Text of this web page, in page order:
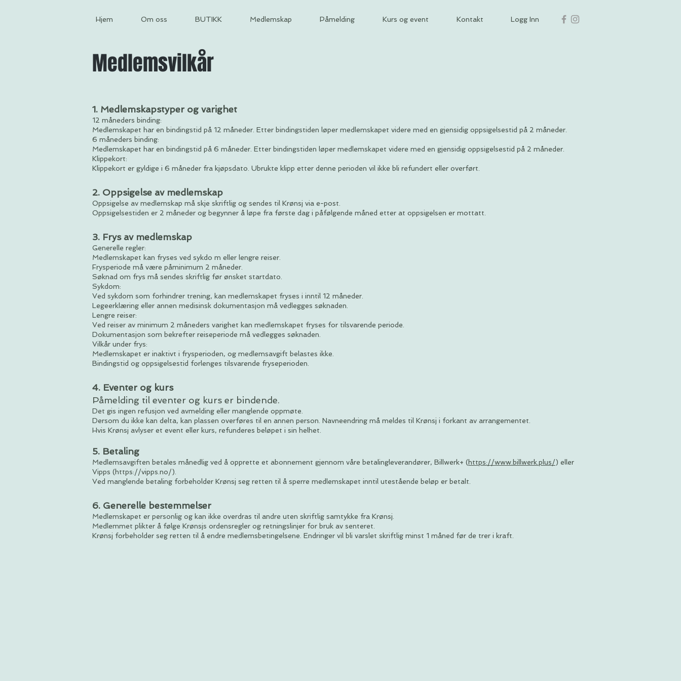
Hjem Om oss BUTIKK Medlemskap Påmelding Kurs og event Kontakt Logg Inn
Medlemsvilkår
1. Medlemskapstyper og varighet
12 måneders binding:
Medlemskapet har en bindingstid på 12 måneder. Etter bindingstiden løper medlemskapet videre med en gjensidig oppsigelsestid på 2 måneder.
6 måneders binding:
Medlemskapet har en bindingstid på 6 måneder. Etter bindingstiden løper medlemskapet videre med en gjensidig oppsigelsestid på 2 måneder.
Klippekort:
Klippekort er gyldige i 6 måneder fra kjøpsdato. Ubrukte klipp etter denne perioden vil ikke bli refundert eller overført.
2. Oppsigelse av medlemskap
Oppsigelse av medlemskap må skje skriftlig og sendes til Krønsj via e-post.
Oppsigelsestiden er 2 måneder og begynner å løpe fra første dag i påfølgende måned etter at oppsigelsen er mottatt.
3. Frys av medlemskap
Generelle regler:
Medlemskapet kan fryses ved sykdo m eller lengre reiser.
Frysperiode må være påminimum 2 måneder.
Søknad om frys må sendes skriftlig før ønsket startdato.
Sykdom:
Ved sykdom som forhindrer trening, kan medlemskapet fryses i inntil 12 måneder.
Legeerklæring eller annen medisinsk dokumentasjon må vedlegges søknaden.
Lengre reiser:
Ved reiser av minimum 2 måneders varighet kan medlemskapet fryses for tilsvarende periode.
Dokumentasjon som bekrefter reiseperiode må vedlegges søknaden.
Vilkår under frys:
Medlemskapet er inaktivt i frysperioden, og medlemsavgift belastes ikke.
Bindingstid og oppsigelsestid forlenges tilsvarende fryseperioden.
4. Eventer og kurs
Påmelding til eventer og kurs er bindende.
Det gis ingen refusjon ved avmelding eller manglende oppmøte.
Dersom du ikke kan delta, kan plassen overføres til en annen person. Navneendring må meldes til Krønsj i forkant av arrangementet.
Hvis Krønsj avlyser et event eller kurs, refunderes beløpet i sin helhet.
5. Betaling
Medlemsavgiften betales månedlig ved å opprette et abonnement gjennom våre betalingleverandører, Billwerk+ (https://www.billwerk.plus/) eller
Vipps (https://vipps.no/).
Ved manglende betaling forbeholder Krønsj seg retten til å sperre medlemskapet inntil utestående beløp er betalt.
6. Generelle bestemmelser
Medlemskapet er personlig og kan ikke overdras til andre uten skriftlig samtykke fra Krønsj.
Medlemmet plikter å følge Krønsjs ordensregler og retningslinjer for bruk av senteret.
Krønsj forbeholder seg retten til å endre medlemsbetingelsene. Endringer vil bli varslet skriftlig minst 1 måned før de trer i kraft.